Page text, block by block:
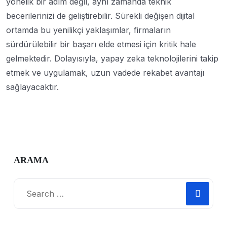
becerilerinizi de geliştirebilir. Sürekli değişen dijital
ortamda bu yenilikçi yaklaşımlar, firmaların
sürdürülebilir bir başarı elde etmesi için kritik hale
gelmektedir. Dolayısıyla, yapay zeka teknolojilerini takip
etmek ve uygulamak, uzun vadede rekabet avantajı
sağlayacaktır.
ARAMA